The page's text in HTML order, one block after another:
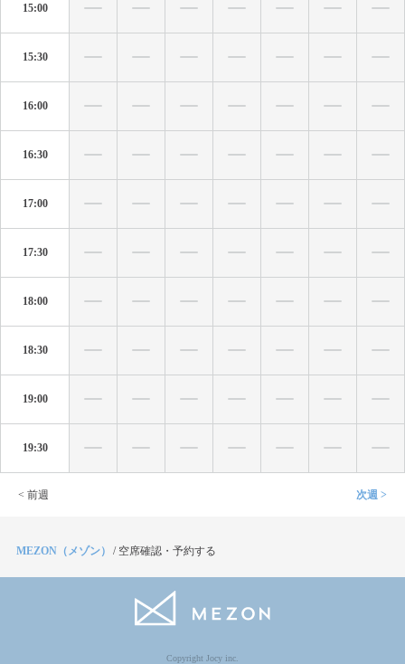
15:00
15:30
16:00
16:30
17:00
17:30
18:00
18:30
19:00
19:30
< 前週 次週 >
MEZON（メゾン） / 空席確認・予約する
Copyright Jocy inc.